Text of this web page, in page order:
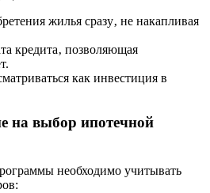
жилья сразу‚ не накапливая
кредита‚ позволяющая
как инвестиция в
на выбор ипотечной
необходимо учитывать